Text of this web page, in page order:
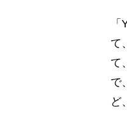
て
て
で
ど